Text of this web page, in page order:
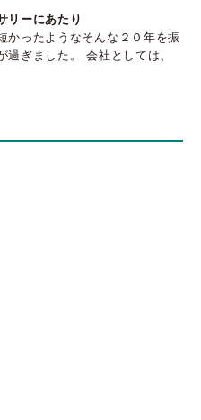
リーにあたり
かったようなそんな２０年を振
過ぎました。 会社としては、